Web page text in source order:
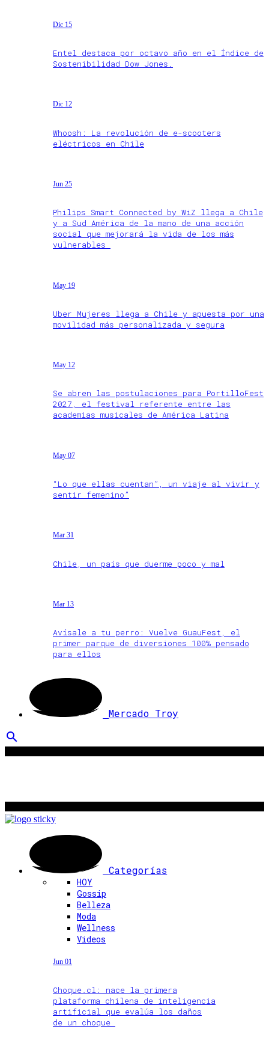
Dic 15
Entel destaca por octavo año en el Índice de
Sostenibilidad Dow Jones.
Dic 12
Whoosh: La revolución de e-scooters
eléctricos en Chile
Jun 25
Philips Smart Connected by WiZ llega a Chile
y a Sud América de la mano de una acción
social que mejorará la vida de los más
vulnerables
May 19
Uber Mujeres llega a Chile y apuesta por una
movilidad más personalizada y segura
May 12
Se abren las postulaciones para PortilloFest
2027, el festival referente entre las
academias musicales de América Latina
May 07
“Lo que ellas cuentan”, un viaje al vivir y
sentir femenino”
Mar 31
Chile, un país que duerme poco y mal
Mar 13
Avísale a tu perro: Vuelve GuauFest, el
primer parque de diversiones 100% pensado
para ellos
Mercado Troy
search
Categorías
HOY
Gossip
Belleza
Moda
Wellness
Videos
Jun 01
Choque.cl: nace la primera
plataforma chilena de inteligencia
artificial que evalúa los daños
de un choque